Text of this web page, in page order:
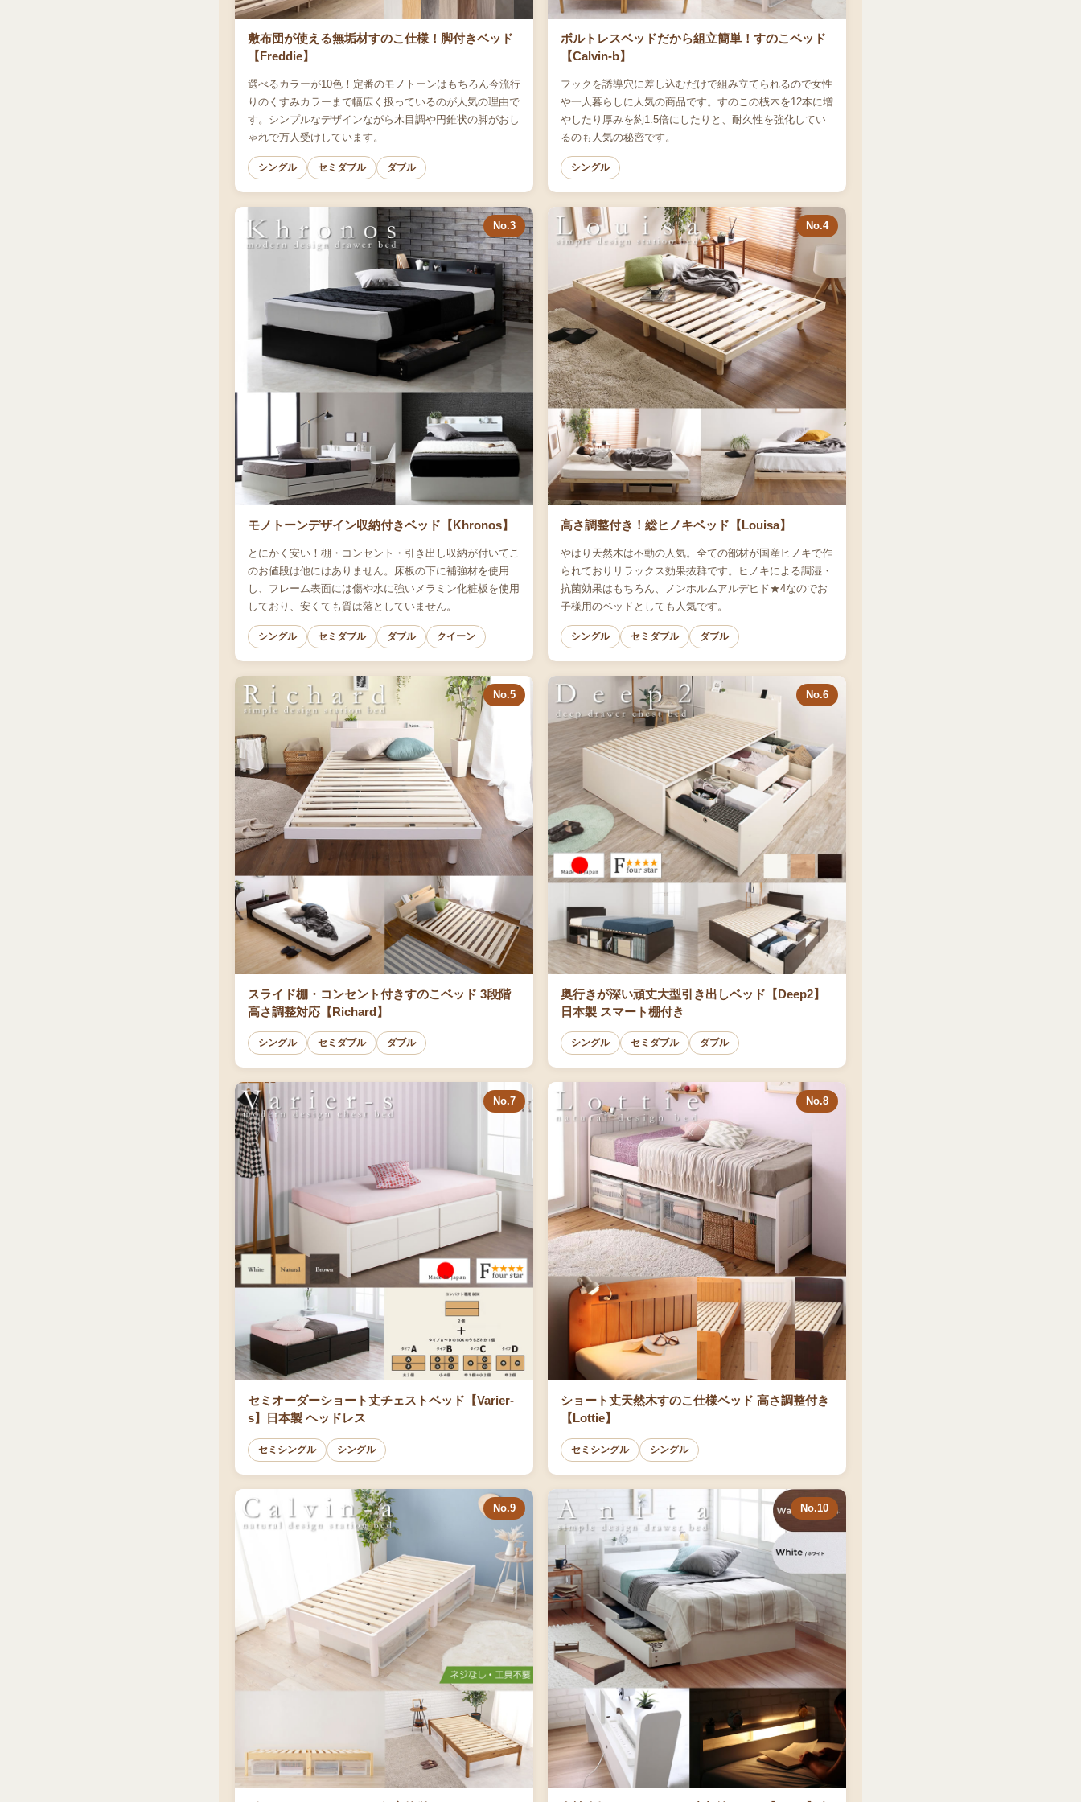
敷布団が使える無垢材すのこ仕様！脚付きベッド
【Freddie】
選べるカラーが10色！定番のモノトーンはもちろん今流行
りのくすみカラーまで幅広く扱っているのが人気の理由で
す。シンプルなデザインながら木目調や円錐状の脚がおし
ゃれで万人受けしています。
シングル セミダブル ダブル
ボルトレスベッドだから組立簡単！すのこベッド
【Calvin-b】
フックを誘導穴に差し込むだけで組み立てられるので女性
や一人暮らしに人気の商品です。すのこの桟木を12本に増
やしたり厚みを約1.5倍にしたりと、耐久性を強化してい
るのも人気の秘密です。
シングル
No.3
モノトーンデザイン収納付きベッド【Khronos】
とにかく安い！棚・コンセント・引き出し収納が付いてこ
のお値段は他にはありません。床板の下に補強材を使用
し、フレーム表面には傷や水に強いメラミン化粧板を使用
しており、安くても質は落としていません。
シングル セミダブル ダブル クイーン
No.4
高さ調整付き！総ヒノキベッド【Louisa】
やはり天然木は不動の人気。全ての部材が国産ヒノキで作
られておりリラックス効果抜群です。ヒノキによる調湿・
抗菌効果はもちろん、ノンホルムアルデヒド★4なのでお
子様用のベッドとしても人気です。
シングル セミダブル ダブル
No.5
スライド棚・コンセント付きすのこベッド 3段階
高さ調整対応【Richard】
シングル セミダブル ダブル
No.6
奥行きが深い頑丈大型引き出しベッド【Deep2】
日本製 スマート棚付き
シングル セミダブル ダブル
No.7
セミオーダーショート丈チェストベッド【Varier-
s】日本製 ヘッドレス
セミシングル シングル
No.8
ショート丈天然木すのこ仕様ベッド 高さ調整付き
【Lottie】
セミシングル シングル
No.9 No.10